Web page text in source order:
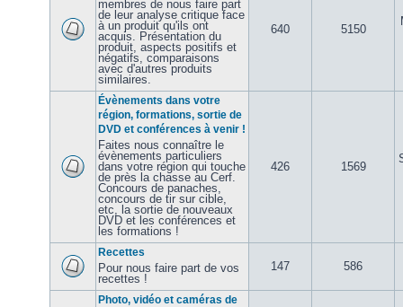
membres de nous faire part
de leur analyse critique face
à un produit qu'ils ont
acquis. Présentation du
produit, aspects positifs et
négatifs, comparaisons
avec d'autres produits
similaires.
640 5150
Évènements dans votre
région, formations, sortie de
DVD et conférences à venir !
Faites nous connaître le
évènements particuliers
dans votre région qui touche
de près la chasse au Cerf.
Concours de panaches,
concours de tir sur cible,
etc, la sortie de nouveaux
DVD et les conférences et
les formations !
426 1569
Recettes
Pour nous faire part de vos
recettes !
147 586
Photo, vidéo et caméras de